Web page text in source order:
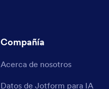
Compañía
Acerca de nosotros
Datos de Jotform para IA